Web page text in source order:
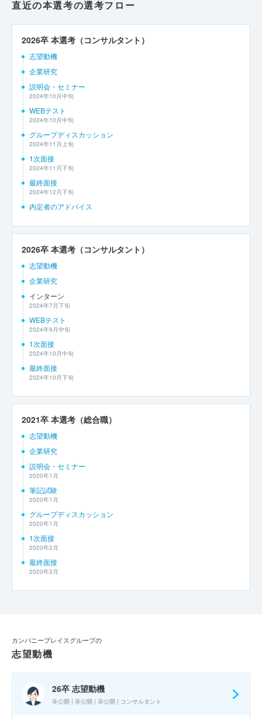
直近の本選考の選考フロー
2026卒 本選考（コンサルタント）
志望動機
企業研究
説明会・セミナー
2024年10月中旬
WEBテスト
2024年10月中旬
グループディスカッション
2024年11月上旬
1次面接
2024年11月下旬
最終面接
2024年12月下旬
内定者のアドバイス
2026卒 本選考（コンサルタント）
志望動機
企業研究
インターン
2024年7月下旬
WEBテスト
2024年9月中旬
1次面接
2024年10月中旬
最終面接
2024年10月下旬
2021卒 本選考（総合職）
志望動機
企業研究
説明会・セミナー
2020年1月
筆記試験
2020年1月
グループディスカッション
2020年1月
1次面接
2020年2月
最終面接
2020年3月
カンパニープレイスグループの
志望動機
26卒 志望動機
非公開 | 非公開 | 非公開 | コンサルタント